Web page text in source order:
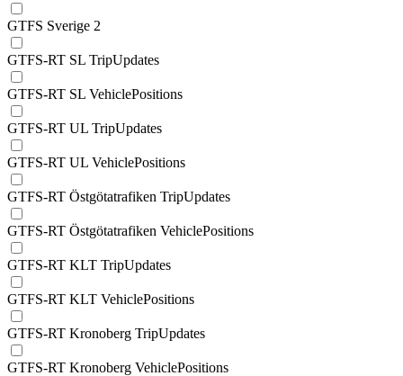
GTFS Sverige 2
GTFS-RT SL TripUpdates
GTFS-RT SL VehiclePositions
GTFS-RT UL TripUpdates
GTFS-RT UL VehiclePositions
GTFS-RT Östgötatrafiken TripUpdates
GTFS-RT Östgötatrafiken VehiclePositions
GTFS-RT KLT TripUpdates
GTFS-RT KLT VehiclePositions
GTFS-RT Kronoberg TripUpdates
GTFS-RT Kronoberg VehiclePositions